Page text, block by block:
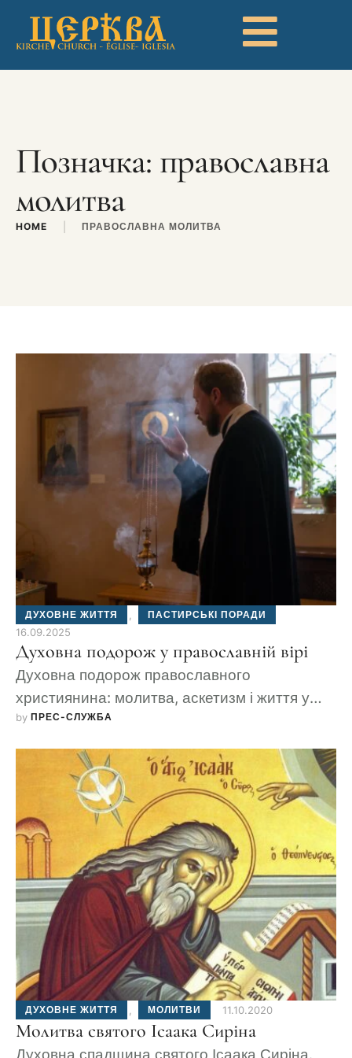
Позначка: православна
молитва
HOME ПРАВОСЛАВНА МОЛИТВА
ДУХОВНЕ ЖИТТЯ ПАСТИРСЬКІ ПОРАДИ
16.09.2025
Духовна подорож у православній вірі
Духовна подорож православного
християнина: молитва, аскетизм і життя у
громаді Київської Церкви.
by ПРЕС-СЛУЖБА
ДУХОВНЕ ЖИТТЯ МОЛИТВИ 11.10.2020
Молитва святого Ісаака Сиріна